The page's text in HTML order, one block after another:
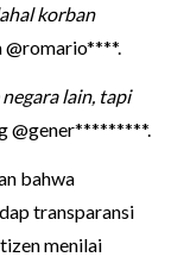
korban
lain, tapi
@gener*********.
bahwa
transparansi
menilai